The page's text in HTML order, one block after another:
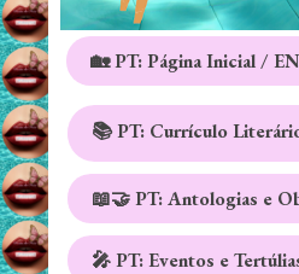
🏡 PT: Página Inicial /
📚 PT: Currículo
📖🤝 PT: Antologias e
🎤 PT: Eventos e